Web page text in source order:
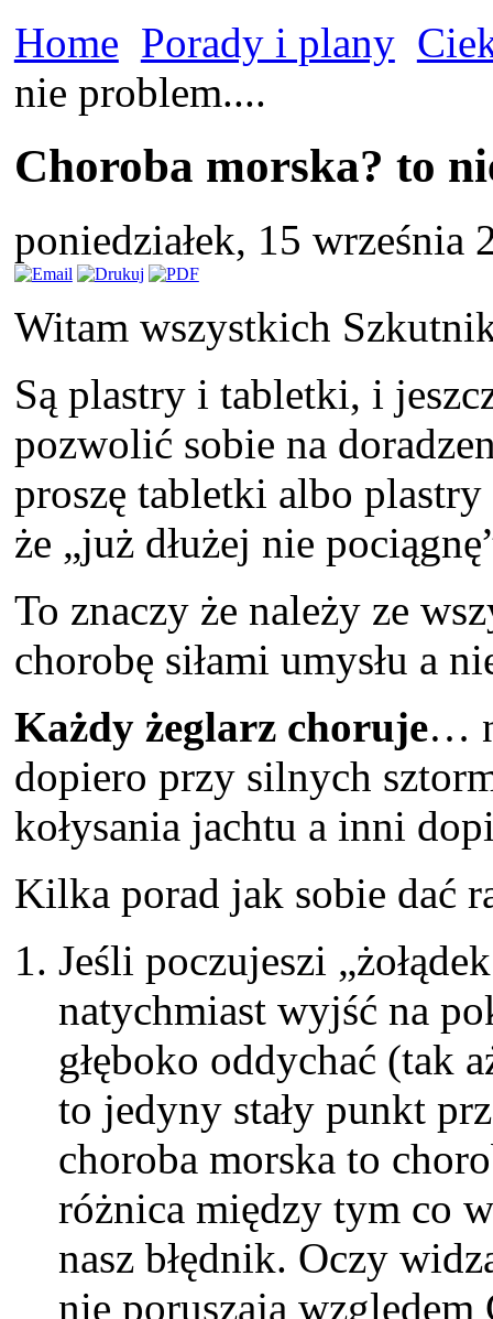
Home Porady i plany
nie problem....
Choroba morska? to
poniedziałek, 15 września
Witam wszystkich
Są plastry i tabletki, i
pozwolić sobie na
proszę tabletki albo
że „już dłużej nie
To znaczy że należy ze
chorobę siłami umysłu a
Każdy żeglarz choruje…
dopiero przy silnych
kołysania jachtu a inni
Kilka porad jak sobie dać
Jeśli poczujeszi
natychmiast wyjść na
głęboko oddychać (tak
to jedyny stały punkt
choroba morska to
różnica między tym co
nasz błędnik. Oczy
nie poruszają względem